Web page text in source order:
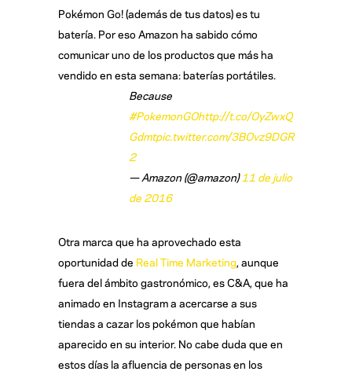
Pokémon Go! (además de tus datos) es tu
batería. Por eso Amazon ha sabido cómo
comunicar uno de los productos que más ha
vendido en esta semana: baterías portátiles.
Because
#PokemonGOhttp://t.co/OyZwxQ
Gdmtpic.twitter.com/3BOvz9DGR
2
— Amazon (@amazon) 11 de julio
de 2016
Otra marca que ha aprovechado esta
oportunidad de Real Time Marketing , aunque
fuera del ámbito gastronómico, es C&A, que ha
animado en Instagram a acercarse a sus
tiendas a cazar los pokémon que habían
aparecido en su interior. No cabe duda que en
estos días la afluencia de personas en los